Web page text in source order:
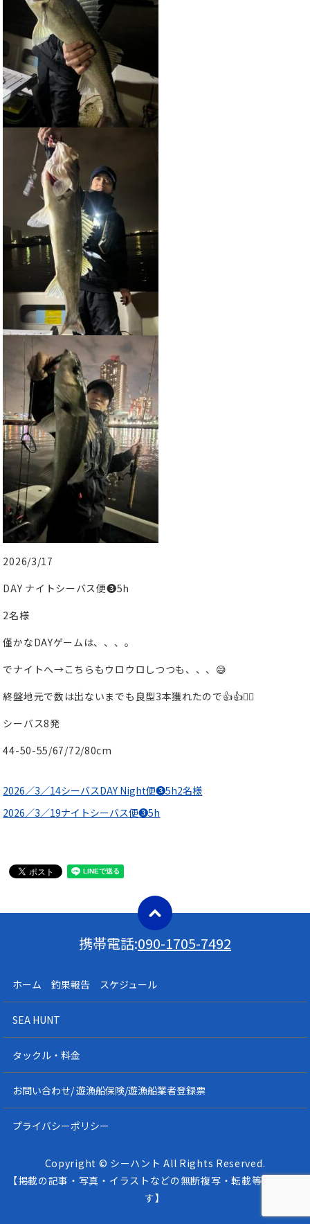
2026/3/17
DAY ナイトシーバス便❸5h
2名様
僅かなDAYゲームは、、、。
でナイトへ→こちらもウロウロしつつも、、、😅
終盤地元で数は出ないまでも良型3本獲れたので👍👍🙆‍♂️
シーバス8発
44-50-55/67/72/80cm
2026／3／14シーバスDAY Night便❸5h2名様
2026／3／19ナイトシーバス便❸5h
携帯電話:090-1705-7492
ホーム 釣果報告 スケジュール
SEA HUNT
タックル・料金
お問い合わせ/ 遊漁船保険/遊漁船業者登録票
プライバシーポリシー
Copyright © シーハント All Rights Reserved.
【掲載の記事・写真・イラストなどの無断複写・転載等を禁じま
す】